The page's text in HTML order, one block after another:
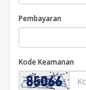
Pembayaran
Kode Keamanan